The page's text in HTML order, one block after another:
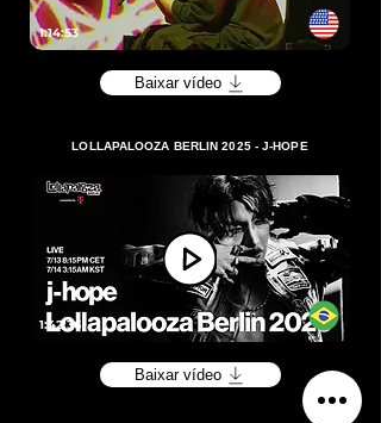
1:14:53
Baixar vídeo
LOLLAPALOOZA BERLIN 2025 - J-HOPE
1:42:36
Baixar vídeo